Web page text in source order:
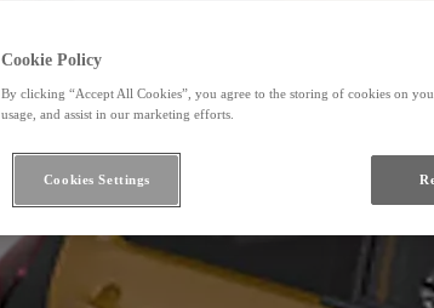
Cookie Policy
By clicking “Accept All Cookies”, you agree to the storing of cookies on
usage, and assist in our marketing efforts.
Cookies Settings